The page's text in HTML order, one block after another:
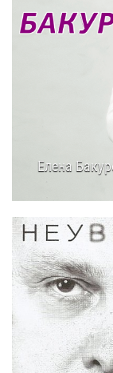
Елена